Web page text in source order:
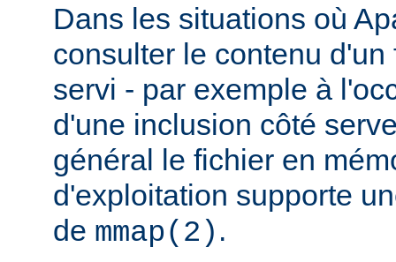
Dans les situations où
consulter le contenu
servi - par exemple à
d'une inclusion côté
général le fichier en
d'exploitation supporte
de mmap(2) .